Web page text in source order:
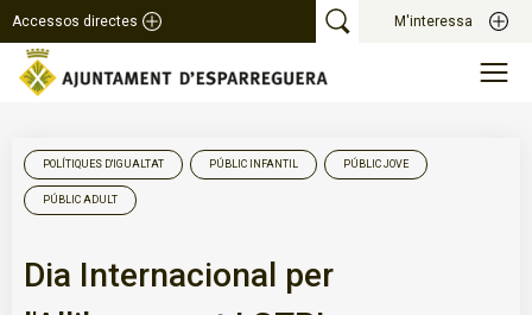
Accessos directes M'interessa
POLÍTIQUES D'IGUALTAT PÚBLIC INFANTIL PÚBLIC JOVE
PÚBLIC ADULT
Dia Internacional per